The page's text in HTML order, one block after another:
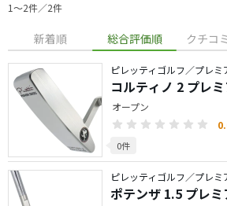
1〜2件／2件
新着順 総合評価順 クチコ
ピレッティゴルフ／プレミ
コルティノ 2 プレ
オープン
0件
ピレッティゴルフ／プレミ
ポテンザ 1.5 プレミ